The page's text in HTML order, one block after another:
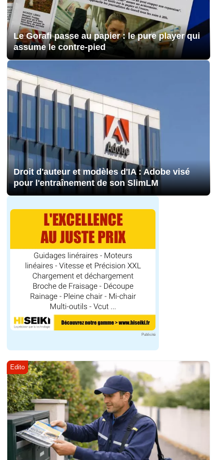
Le Gorafi passe au papier : le pure player qui
assume le contre-pied
Droit d'auteur et modèles d'IA : Adobe visé
pour l'entraînement de son SlimLM
Publicité
Edito